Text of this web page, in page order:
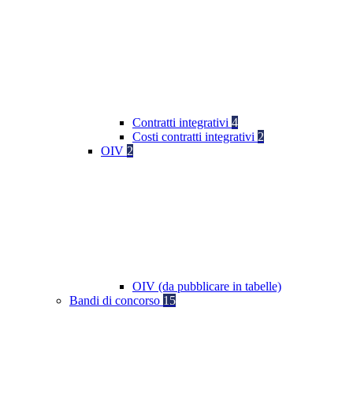
Contratti integrativi 4
Costi contratti integrativi 2
OIV 2
OIV (da pubblicare in tabelle)
Bandi di concorso 15